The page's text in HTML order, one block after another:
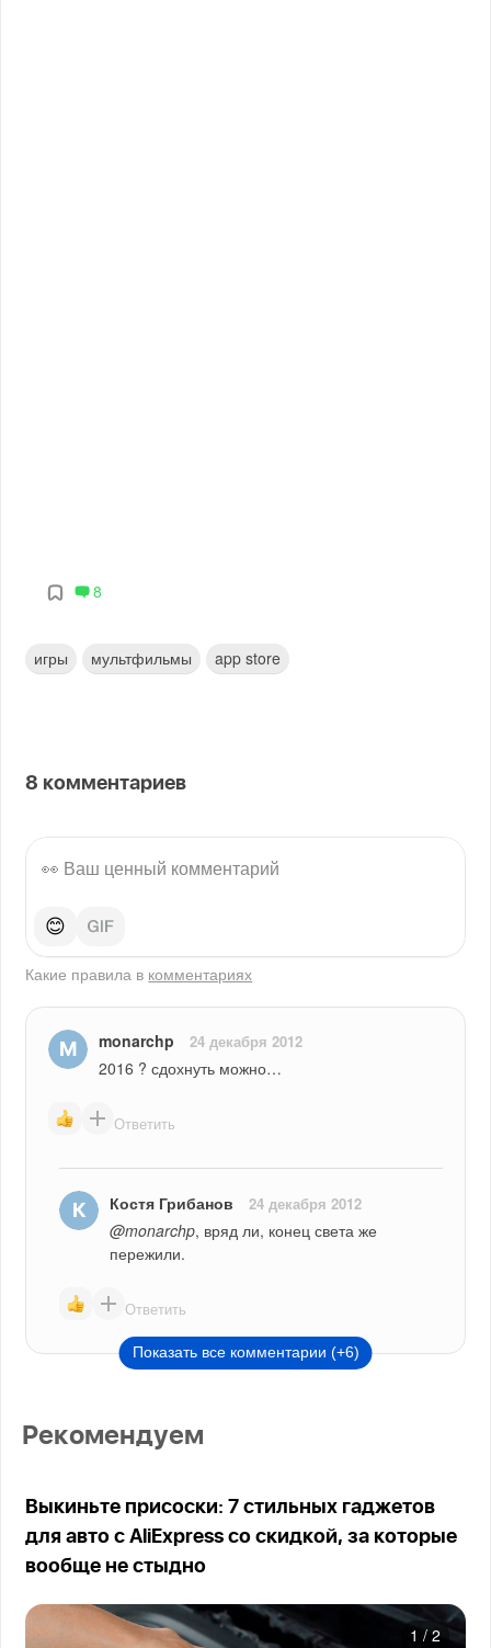
8
игры мультфильмы app store
8 комментариев
😊
Какие правила в комментариях
monarchp 24 декабря 2012
2016 ? сдохнуть можно…
Ответить
Костя Грибанов 24 декабря 2012
@monarchp, вряд ли, конец света же
пережили.
Ответить
Показать все комментарии (+6)
Рекомендуем
Выкиньте присоски: 7 стильных гаджетов
для авто с AliExpress со скидкой, за которые
вообще не стыдно
1 / 2